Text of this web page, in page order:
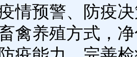
情预警、防疫
禽养殖方式，